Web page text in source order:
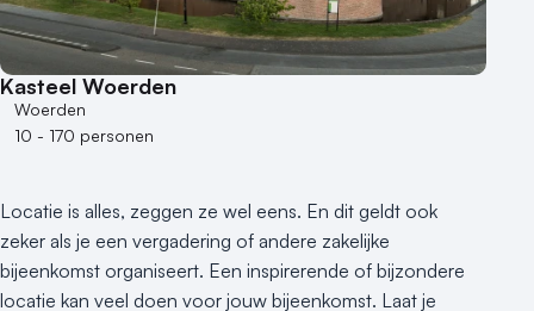
1 - 50 personen
50 - 100 personen
100 - 250 personen
250 - 500 personen
Buitenlocatie
Duurzame locatie
Groene locatie
Kasteel Woerden
Woerden
10 - 170 personen
Locatie is alles, zeggen ze wel eens. En dit geldt ook
zeker als je een vergadering of andere zakelijke
bijeenkomst organiseert. Een inspirerende of bijzondere
locatie kan veel doen voor jouw bijeenkomst. Laat je